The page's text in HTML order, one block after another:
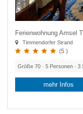
Ferienwohnung Amsel
Timmendorfer Strand
(5 )
Größe 70 · 5 Personen · 3
mehr Infos